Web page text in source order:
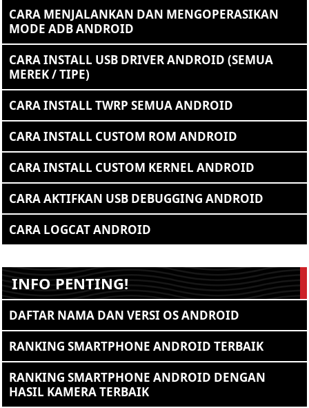
CARA MENJALANKAN DAN MENGOPERASIKAN
MODE ADB ANDROID
CARA INSTALL USB DRIVER ANDROID (SEMUA
MEREK / TIPE)
CARA INSTALL TWRP SEMUA ANDROID
CARA INSTALL CUSTOM ROM ANDROID
CARA INSTALL CUSTOM KERNEL ANDROID
CARA AKTIFKAN USB DEBUGGING ANDROID
CARA LOGCAT ANDROID
INFO PENTING!
DAFTAR NAMA DAN VERSI OS ANDROID
RANKING SMARTPHONE ANDROID TERBAIK
RANKING SMARTPHONE ANDROID DENGAN
HASIL KAMERA TERBAIK